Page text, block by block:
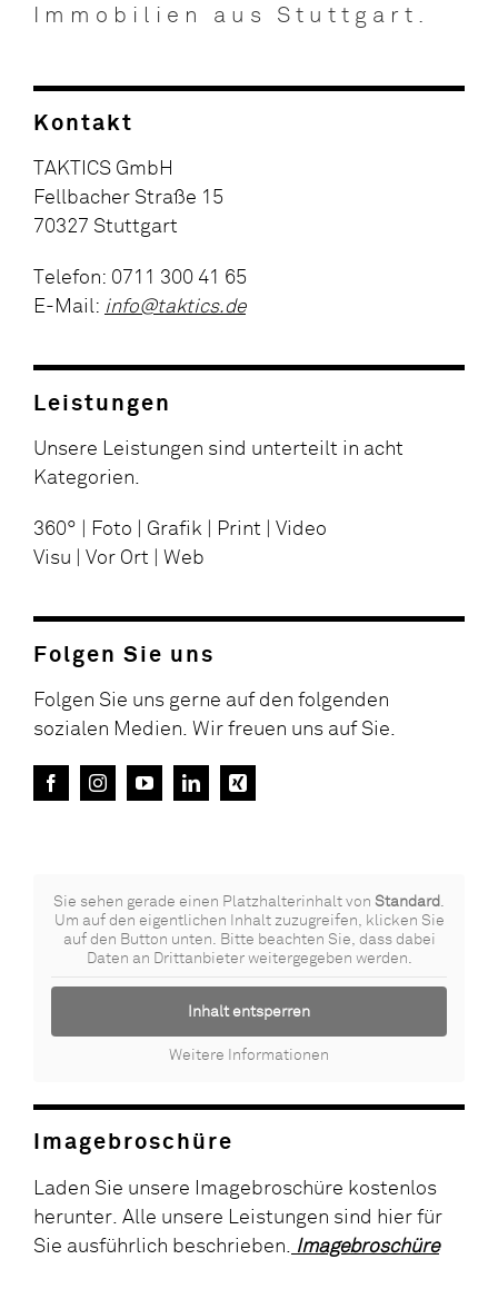
Immobilien aus Stuttgart.
Kontakt
TAKTICS GmbH
Fellbacher Straße 15
70327 Stuttgart
Telefon: 0711 300 41 65
E-Mail: info@taktics.de
Leistungen
Unsere Leistungen sind unterteilt in acht
Kategorien.
360° | Foto | Grafik | Print | Video
Visu | Vor Ort | Web
Folgen Sie uns
Folgen Sie uns gerne auf den folgenden
sozialen Medien. Wir freuen uns auf Sie.
Sie sehen gerade einen Platzhalterinhalt von Standard.
Um auf den eigentlichen Inhalt zuzugreifen, klicken Sie
auf den Button unten. Bitte beachten Sie, dass dabei
Daten an Drittanbieter weitergegeben werden.
Inhalt entsperren
Weitere Informationen
Imagebroschüre
Laden Sie unsere Imagebroschüre kostenlos
herunter. Alle unsere Leistungen sind hier für
Sie ausführlich beschrieben. Imagebroschüre